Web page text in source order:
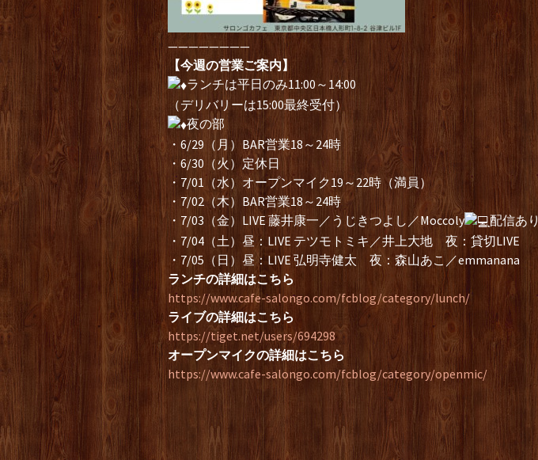
————————
【今週の営業ご案内】
ランチは平日のみ11:00～14:00
（デリバリーは15:00最終受付）
夜の部
・6/29（月）BAR営業18～24時
・6/30（火）定休日
・7/01（水）オープンマイク19～22時（満員）
・7/02（木）BAR営業18～24時
・7/03（金）LIVE 藤井康一／うじきつよし／Moccoly
配信あり
・7/04（土）昼：LIVE テツモトミキ／井上大地 夜：貸切LIVE
・7/05（日）昼：LIVE 弘明寺健太 夜：森山あこ／emmanana
ランチの詳細はこちら
https://www.cafe-salongo.com/fcblog/category/lunch/
ライブの詳細はこちら
https://tiget.net/users/694298
オープンマイクの詳細はこちら
https://www.cafe-salongo.com/fcblog/category/openmic/